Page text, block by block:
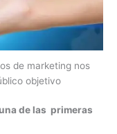
de marketing nos
objetivo
de las primeras